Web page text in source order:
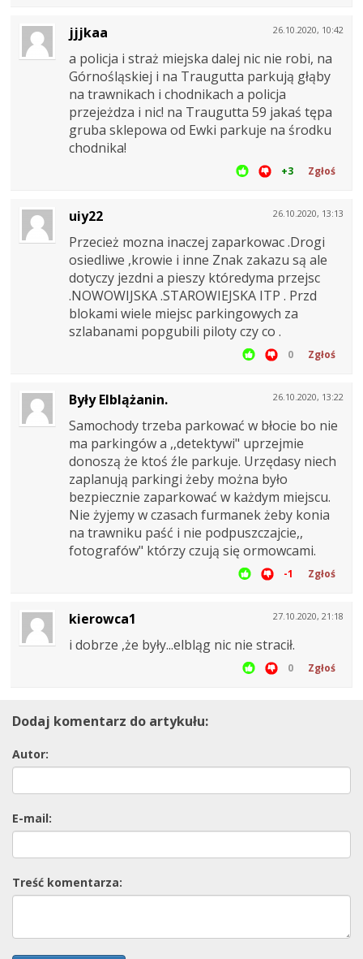
26.10.2020, 10:42
jjjkaa
a policja i straż miejska dalej nic nie robi, na
Górnośląskiej i na Traugutta parkują głąby
na trawnikach i chodnikach a policja
przejeżdza i nic! na Traugutta 59 jakaś tępa
gruba sklepowa od Ewki parkuje na środku
chodnika!
+3 Zgłoś
26.10.2020, 13:13
uiy22
Przecież mozna inaczej zaparkowac .Drogi
osiedliwe ,krowie i inne Znak zakazu są ale
dotyczy jezdni a pieszy któredyma przejsc
.NOWOWIJSKA .STAROWIEJSKA ITP . Przd
blokami wiele miejsc parkingowych za
szlabanami popgubili piloty czy co .
0 Zgłoś
26.10.2020, 13:22
Były Elblążanin.
Samochody trzeba parkować w błocie bo nie
ma parkingów a ,,detektywi" uprzejmie
donoszą że ktoś źle parkuje. Urzędasy niech
zaplanują parkingi żeby można było
bezpiecznie zaparkować w każdym miejscu.
Nie żyjemy w czasach furmanek żeby konia
na trawniku paść i nie podpuszczajcie,,
fotografów" którzy czują się ormowcami.
-1 Zgłoś
27.10.2020, 21:18
kierowca1
i dobrze ,że były...elbląg nic nie stracił.
0 Zgłoś
Dodaj komentarz do artykułu:
Autor:
E-mail:
Treść komentarza: